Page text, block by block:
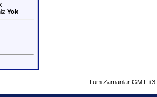
Yok
Tüm Zamanlar GMT